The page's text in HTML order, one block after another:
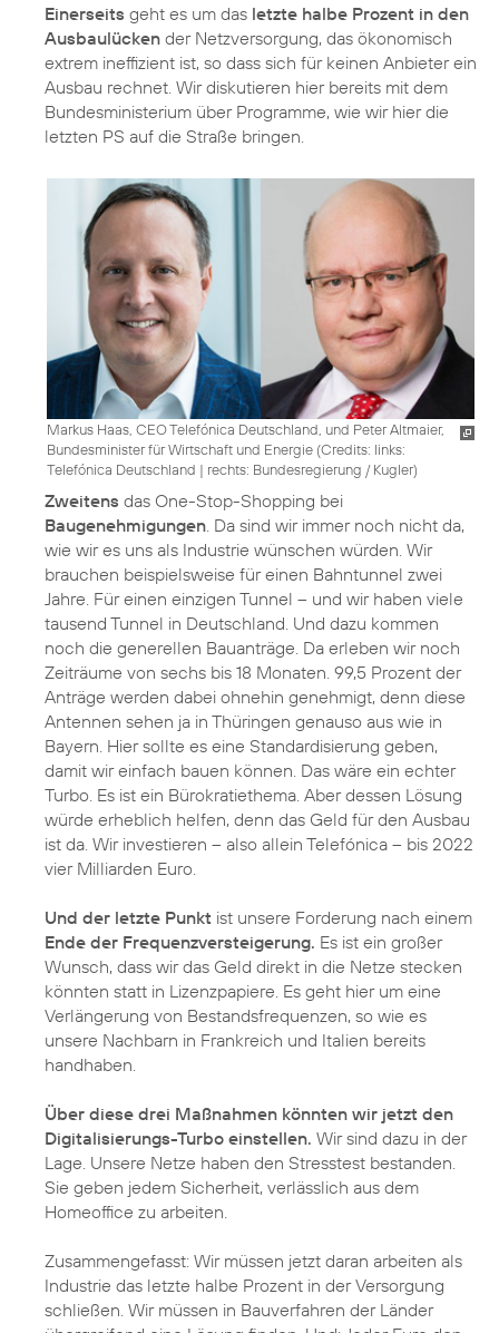
Einerseits geht es um das letzte halbe Prozent in den
Ausbaulücken der Netzversorgung, das ökonomisch
extrem ineffizient ist, so dass sich für keinen Anbieter ein
Ausbau rechnet. Wir diskutieren hier bereits mit dem
Bundesministerium über Programme, wie wir hier die
Markus Haas, CEO Telefónica Deutschland, und Peter Altmaier,
Bundesminister für Wirtschaft und Energie (Credits: links:
Telefónica Deutschland | rechts: Bundesregierung / Kugler)
Zweitens das One-Stop-Shopping bei
Baugenehmigungen. Da sind wir immer noch nicht da,
wie wir es uns als Industrie wünschen würden. Wir
brauchen beispielsweise für einen Bahntunnel zwei
Jahre. Für einen einzigen Tunnel – und wir haben viele
tausend Tunnel in Deutschland. Und dazu kommen
noch die generellen Bauanträge. Da erleben wir noch
Zeiträume von sechs bis 18 Monaten. 99,5 Prozent der
Anträge werden dabei ohnehin genehmigt, denn diese
Antennen sehen ja in Thüringen genauso aus wie in
Bayern. Hier sollte es eine Standardisierung geben,
damit wir einfach bauen können. Das wäre ein echter
Turbo. Es ist ein Bürokratiethema. Aber dessen Lösung
würde erheblich helfen, denn das Geld für den Ausbau
ist da. Wir investieren – also allein Telefónica – bis 2022
vier Milliarden Euro.
Und der letzte Punkt ist unsere Forderung nach einem
Ende der Frequenzversteigerung. Es ist ein großer
Wunsch, dass wir das Geld direkt in die Netze stecken
könnten statt in Lizenzpapiere. Es geht hier um eine
Verlängerung von Bestandsfrequenzen, so wie es
unsere Nachbarn in Frankreich und Italien bereits
handhaben.
Über diese drei Maßnahmen könnten wir jetzt den
Digitalisierungs-Turbo einstellen. Wir sind dazu in der
Lage. Unsere Netze haben den Stresstest bestanden.
Sie geben jedem Sicherheit, verlässlich aus dem
Homeoffice zu arbeiten.
Zusammengefasst: Wir müssen jetzt daran arbeiten als
Industrie das letzte halbe Prozent in der Versorgung
schließen. Wir müssen in Bauverfahren der Länder